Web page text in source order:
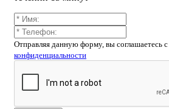
Отправляя данную форму, вы соглашаетесь c
конфиденциальности